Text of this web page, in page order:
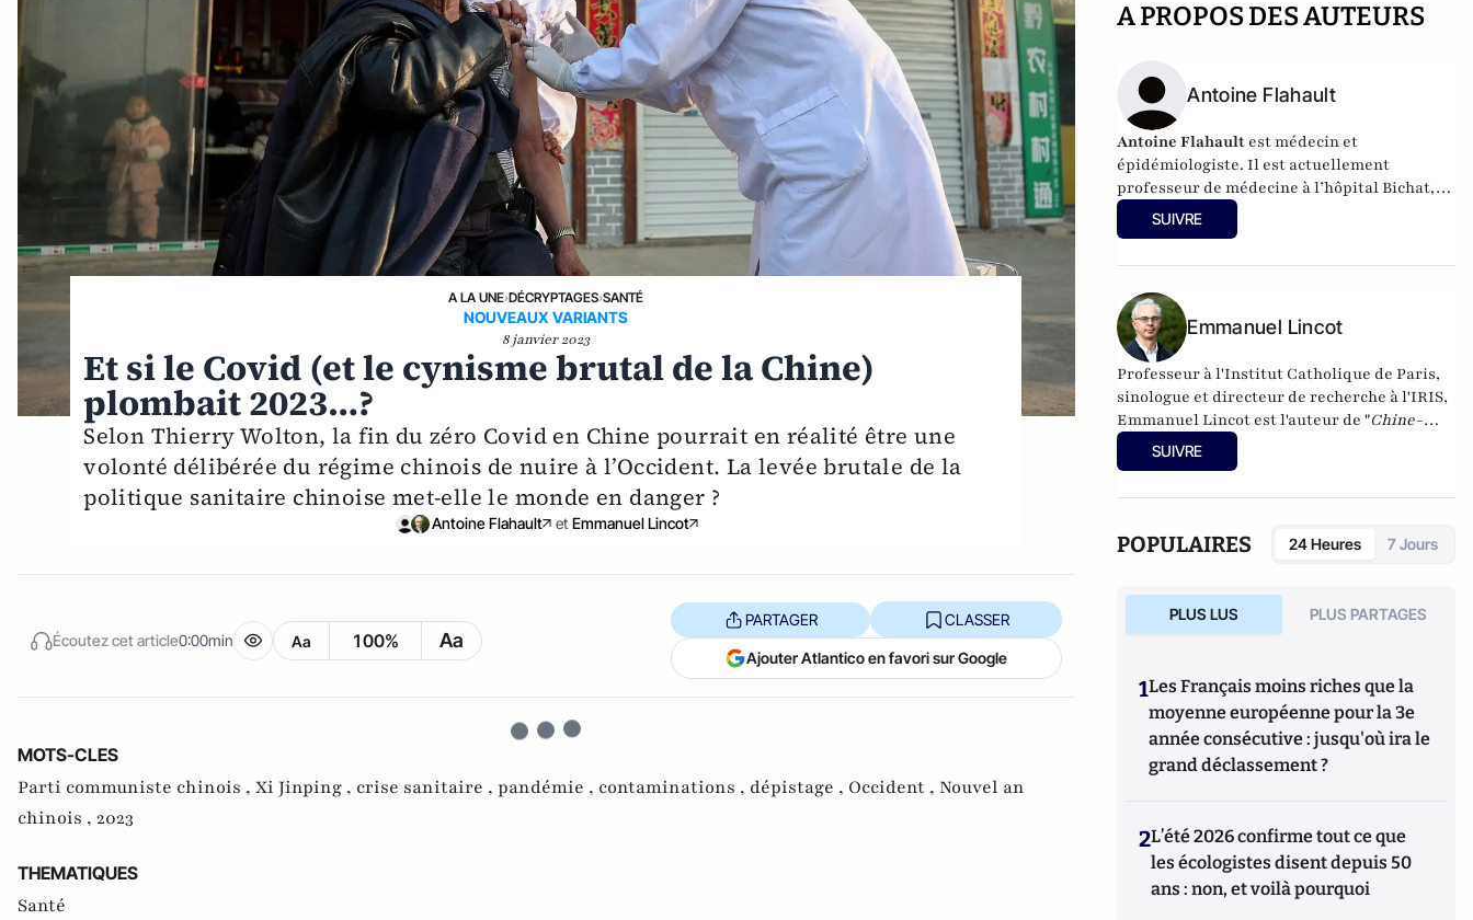
A LA UNE›DÉCRYPTAGES›SANTÉ
NOUVEAUX VARIANTS
8 janvier 2023
Et si le Covid (et le cynisme brutal de la Chine)
plombait 2023…?
Selon Thierry Wolton, la fin du zéro Covid en Chine pourrait en réalité être une
volonté délibérée du régime chinois de nuire à l’Occident. La levée brutale de la
politique sanitaire chinoise met-elle le monde en danger ?
Antoine Flahault et Emmanuel Lincot
Écoutez cet article0:00min Aa 100% Aa
PARTAGER CLASSER
Ajouter Atlantico en favori sur Google
MOTS-CLES
Parti communiste chinois , Xi Jinping , crise sanitaire , pandémie , contaminations , dépistage , Occident , Nouvel an
chinois , 2023
THEMATIQUES
Santé
A PROPOS DES AUTEURS
Antoine Flahault
Antoine Flahault est médecin et
épidémiologiste. Il est actuellement
professeur de médecine à l’hôpital Bichat,
Université Paris Cité, Inserm UMR 1137.
SUIVRE
Emmanuel Lincot
Professeur à l'Institut Catholique de Paris,
sinologue et directeur de recherche à l'IRIS,
Emmanuel Lincot est l'auteur de "Chine-
Inde. La guerre des mondes
Cerf (à paraître le 27 février).
SUIVRE
POPULAIRES 24 Heures 7 Jours
PLUS LUS PLUS PARTAGES
1Les Français moins riches que la
moyenne européenne pour la 3e
année consécutive : jusqu'où ira le
grand déclassement ?
2L’été 2026 confirme tout ce que
les écologistes disent depuis 50
ans : non, et voilà pourquoi